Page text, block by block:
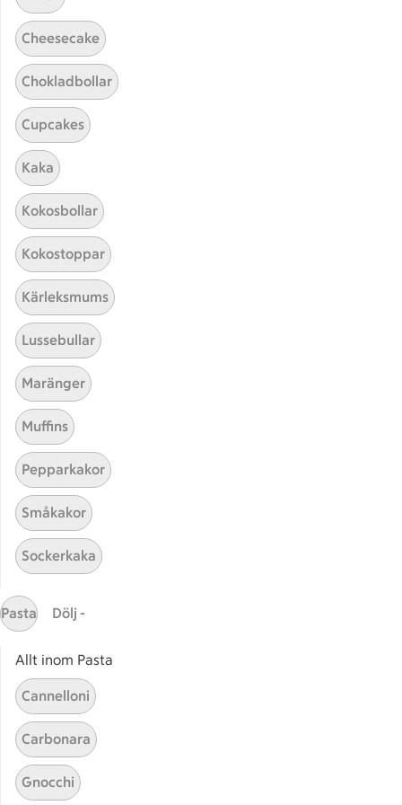
Hittade inget recept
Testa att söka på något nytt, eller ta bort något av
Müsli
Här hittar du alla goda recept du har sparat och
Sidfot
Start
Cheesecake
Chokladbollar
Cupcakes
Kaka
Kokosbollar
Kokostoppar
Kärleksmums
Lussebullar
Maränger
Muffins
Pepparkakor
Småkakor
Sockerkaka
Pasta Dölj -
Allt inom Pasta
Cannelloni
Carbonara
Gnocchi